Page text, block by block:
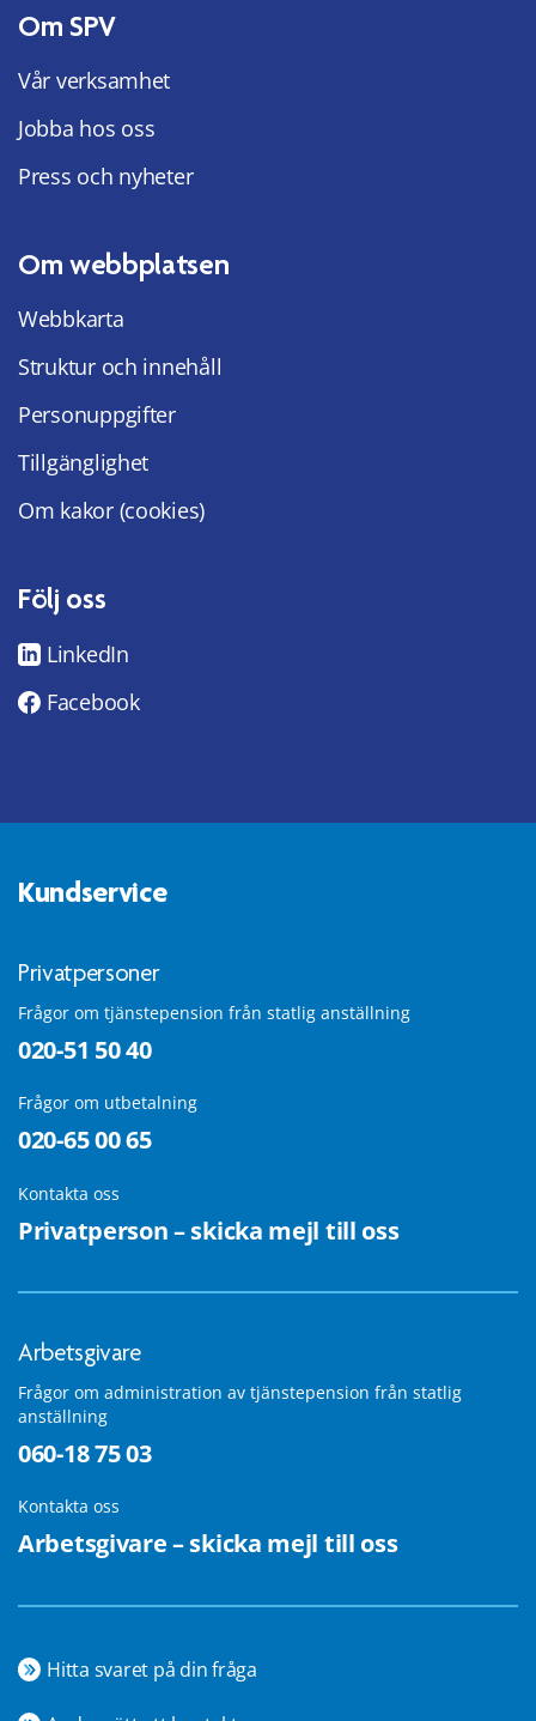
Om SPV
Vår verksamhet
Jobba hos oss
Press och nyheter
Om webbplatsen
Webbkarta
Struktur och innehåll
Personuppgifter
Tillgänglighet
Om kakor (cookies)
Följ oss
LinkedIn
Facebook
Kundservice
Privatpersoner
Frågor om tjänstepension från statlig anställning
020-51 50 40
Frågor om utbetalning
020-65 00 65
Kontakta oss
Privatperson – skicka mejl till oss
Arbetsgivare
Frågor om administration av tjänstepension från statlig
anställning
060-18 75 03
Kontakta oss
Arbetsgivare – skicka mejl till oss
Hitta svaret på din fråga